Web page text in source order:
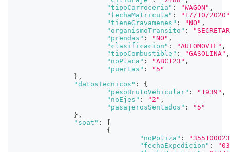
"tipoCarroceria" : "WAGON" ,
"fechaMatricula" :
"17/10/2020"
"tieneGravamenes" : "NO" ,
"organismoTransito" :
"prendas" : "NO" ,
"clasificacion" : "AUTOMOVIL" ,
"tipoCombustible" : "GASOLINA" ,
"noPlaca" : "ABC123" ,
"puertas" :
"5"
} ,
"datosTecnicos" :
{
"pesoBrutoVehicular" : "1939" ,
"noEjes" : "2" ,
"pasajerosSentados" :
"5"
} ,
"soat" :
{
"noPoliza" :
"fechaExpedicion" :